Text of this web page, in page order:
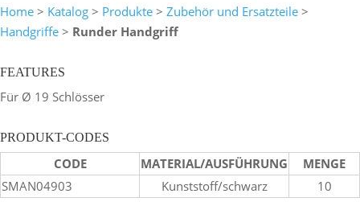
Home > Katalog > Produkte > Zubehör und Ersatzteile >
Handgriffe > Runder Handgriff
FEATURES
Für Ø 19 Schlösser
PRODUKT-CODES
CODE MATERIAL/AUSFÜHRUNG
MENGE
SMAN04903
Kunststoff/schwarz 10